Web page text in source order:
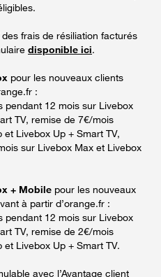
des frais de résiliation facturés
disponible ici.
pour les nouveaux clients
:
pendant 12 mois sur Livebox
TV, remise de 7€/mois
Livebox Up + Smart TV,
sur Livebox Max et Livebox
+ Mobile pour les nouveaux
à partir d’orange.fr :
pendant 12 mois sur Livebox
TV, remise de 2€/mois
Livebox Up + Smart TV.
avec l’Avantage client